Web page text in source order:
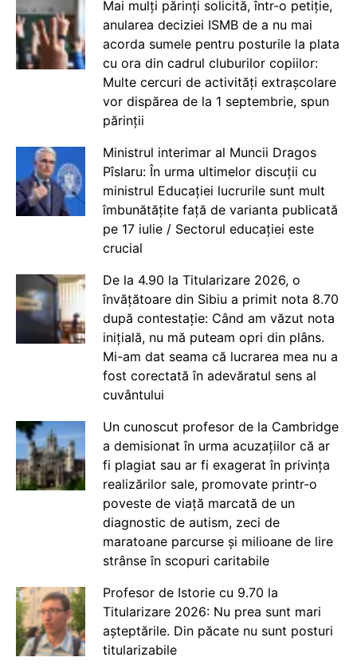
Mai mulți părinți solicită, într-o petiție,
anularea deciziei ISMB de a nu mai
acorda sumele pentru posturile la plata
cu ora din cadrul cluburilor copiilor:
Multe cercuri de activități extrașcolare
vor dispărea de la 1 septembrie, spun
părinții
Ministrul interimar al Muncii Dragos
Pîslaru: În urma ultimelor discuții cu
ministrul Educației lucrurile sunt mult
îmbunătățite față de varianta publicată
pe 17 iulie / Sectorul educației este
crucial
De la 4.90 la Titularizare 2026, o
învățătoare din Sibiu a primit nota 8.70
după contestație: Când am văzut nota
inițială, nu mă puteam opri din plâns.
Mi-am dat seama că lucrarea mea nu a
fost corectată în adevăratul sens al
cuvântului
Un cunoscut profesor de la Cambridge
a demisionat în urma acuzațiilor că ar
fi plagiat sau ar fi exagerat în privința
realizărilor sale, promovate printr-o
poveste de viață marcată de un
diagnostic de autism, zeci de
maratoane parcurse și milioane de lire
strânse în scopuri caritabile
Profesor de Istorie cu 9.70 la
Titularizare 2026: Nu prea sunt mari
așteptările. Din păcate nu sunt posturi
titularizabile